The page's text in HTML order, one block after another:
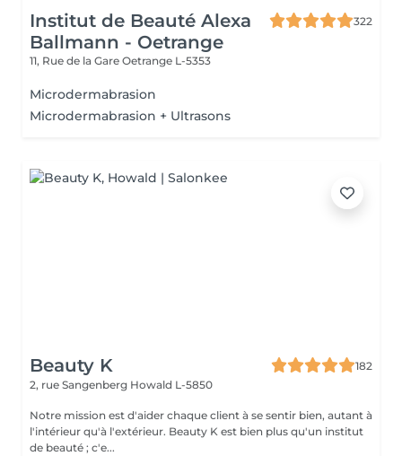
Institut de Beauté Alexa
Ballmann - Oetrange
322
11, Rue de la Gare Oetrange L-5353
Microdermabrasion
Microdermabrasion + Ultrasons
Beauty K
182
2, rue Sangenberg Howald L-5850
Notre mission est d'aider chaque client à se sentir bien, autant à
l'intérieur qu'à l'extérieur. Beauty K est bien plus qu'un institut
de beauté ; c'e...